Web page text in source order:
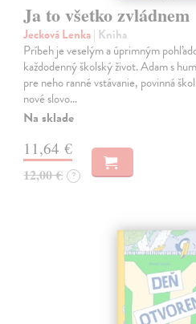
Ja to všetko zvládnem
Jecková Lenka| Kniha
Príbeh je veselým a úprimným
každodenný školský život. Adam s
pre neho ranné vstávanie, povinná
nové slovo…
Na sklade
11,64 €
12,00 € ?